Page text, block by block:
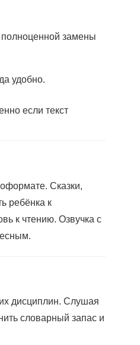
полноценной замены
удобно.
если текст
Сказки,
ребёнка к
к чтению. Озвучка с
дисциплин. Слушая
словарный запас и